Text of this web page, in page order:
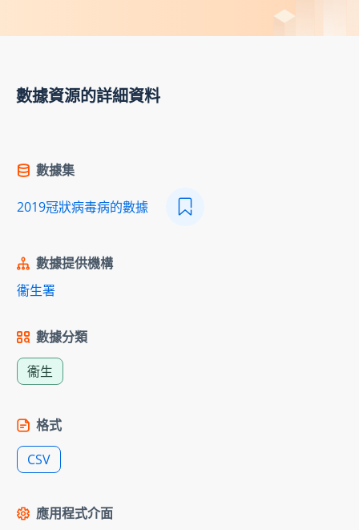
數據資源的詳細資料
數據集
2019冠狀病毒病的數據
數據提供機構
衞生署
數據分類
衞生
格式
CSV
應用程式介面